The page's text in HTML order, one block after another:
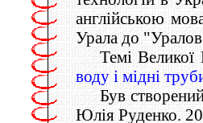
англійською
Урала до
Темі Великої
воду і мідні
Був
Юлія Руденко.